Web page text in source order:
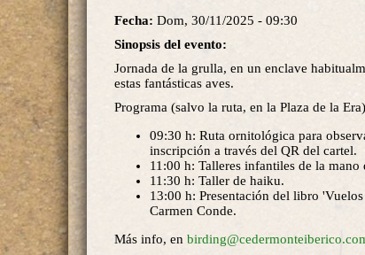
Fecha: Dom, 30/11/2025 - 09:30
Sinopsis del evento:
Jornada de la grulla, en un enclave
estas fantásticas aves.
Programa (salvo la ruta, en la Plaza de la
09:30 h: Ruta ornitológica para
inscripción a través del QR del cartel.
11:00 h: Talleres infantiles de la mano
11:30 h: Taller de haiku.
13:00 h: Presentación del libro
Carmen Conde.
Más info, en